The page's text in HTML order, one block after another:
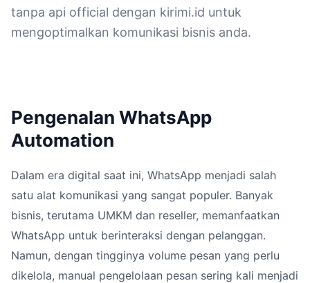
tanpa api official dengan kirimi.id untuk
mengoptimalkan komunikasi bisnis anda.
Pengenalan WhatsApp
Automation
Dalam era digital saat ini, WhatsApp menjadi salah
satu alat komunikasi yang sangat populer. Banyak
bisnis, terutama UMKM dan reseller, memanfaatkan
WhatsApp untuk berinteraksi dengan pelanggan.
Namun, dengan tingginya volume pesan yang perlu
dikelola, manual pengelolaan pesan sering kali menjadi